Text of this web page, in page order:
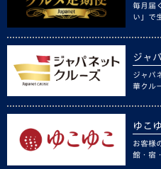
毎月届
い」で
ジャ
ジャパ
華クル
ゆこ
お客様
館・宿